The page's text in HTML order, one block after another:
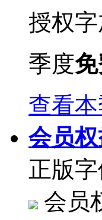
授权
季度
查看
会员
正版
会员